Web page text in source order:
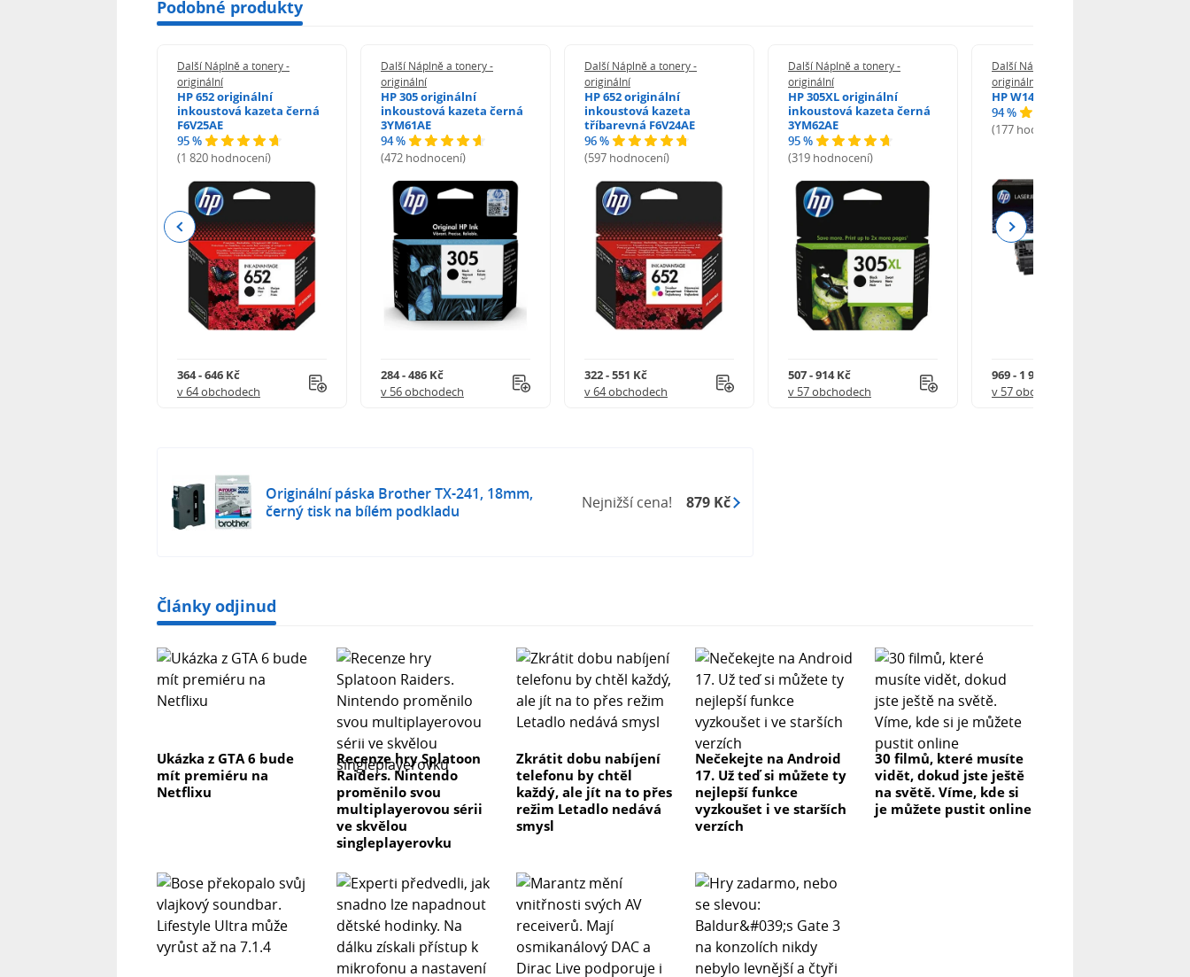
Podobné produkty
Další Náplně a tonery -
originální
HP 652 originální
inkoustová kazeta černá
F6V25AE
95 %
(1 820 hodnocení)
364 - 646 Kč
v 64 obchodech
Další Náplně a tonery -
originální
HP 305 originální
inkoustová kazeta černá
3YM61AE
94 %
(472 hodnocení)
284 - 486 Kč
v 56 obchodech
Další Náplně a tonery -
originální
HP 652 originální
inkoustová kazeta
tříbarevná F6V24AE
96 %
(597 hodnocení)
322 - 551 Kč
v 64 obchodech
Další Náplně a tonery -
originální
HP 305XL originální
inkoustová kazeta černá
3YM62AE
95 %
(319 hodnocení)
507 - 914 Kč
v 57 obchodech
Další Náplně a tonery -
originální
HP W1420A - originální
94 %
(177 hodnocení)
969 - 1 918 Kč
v 57 obchodech
Previous Next
Originální páska Brother TX-241, 18mm,
černý tisk na bílém podkladu
Nejnižší cena! 879 Kč
Články odjinud
Ukázka z GTA 6 bude
mít premiéru na
Netflixu
Recenze hry Splatoon
Raiders. Nintendo
proměnilo svou
multiplayerovou sérii
ve skvělou
singleplayerovku
Zkrátit dobu nabíjení
telefonu by chtěl
každý, ale jít na to přes
režim Letadlo nedává
smysl
Nečekejte na Android
17. Už teď si můžete ty
nejlepší funkce
vyzkoušet i ve starších
verzích
30 filmů, které musíte
vidět, dokud jste ještě
na světě. Víme, kde si
je můžete pustit online